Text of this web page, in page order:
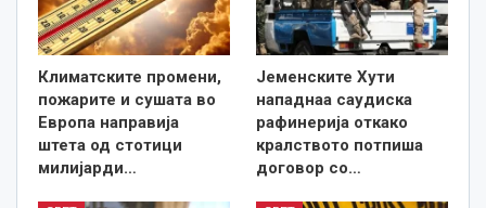
Климатските промени,
пожарите и сушата во
Европа направија
штета од стотици
милијарди…
Јеменските Хути
нападнаа саудиска
рафинерија откако
кралството потпиша
договор со…